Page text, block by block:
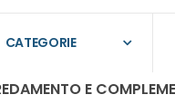
CATEGORIE
E